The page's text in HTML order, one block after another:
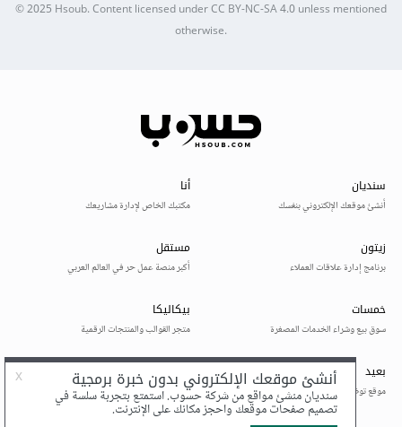
© 2025 Hsoub.Content licensed underCC BY-NC-SA 4.0unless mentioned
otherwise.